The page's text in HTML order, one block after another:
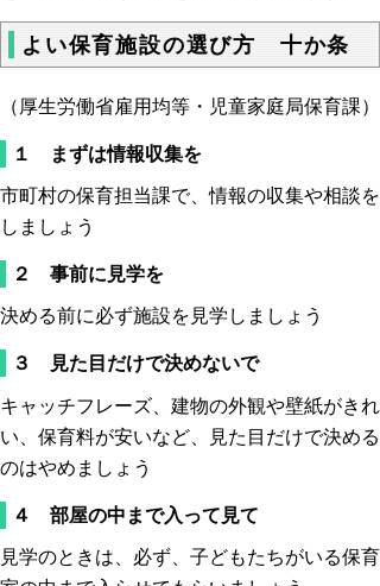
よい保育施設の選び方 十か条
（厚生労働省雇用均等・児童家庭局保育課）
１ まずは情報収集を
市町村の保育担当課で、情報の収集や相談を
しましょう
２ 事前に見学を
決める前に必ず施設を見学しましょう
３ 見た目だけで決めないで
キャッチフレーズ、建物の外観や壁紙がきれ
い、保育料が安いなど、見た目だけで決める
のはやめましょう
４ 部屋の中まで入って見て
見学のときは、必ず、子どもたちがいる保育